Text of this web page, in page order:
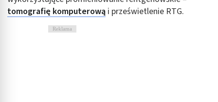
tomografię komputerową i prześwietlenie RTG.
Reklama